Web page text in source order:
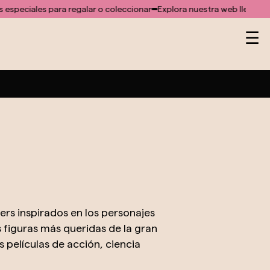
regalar o coleccionar Explora nuestra web llena de ideas
☰
inspirados en los personajes
más queridas de la gran
películas de acción, ciencia